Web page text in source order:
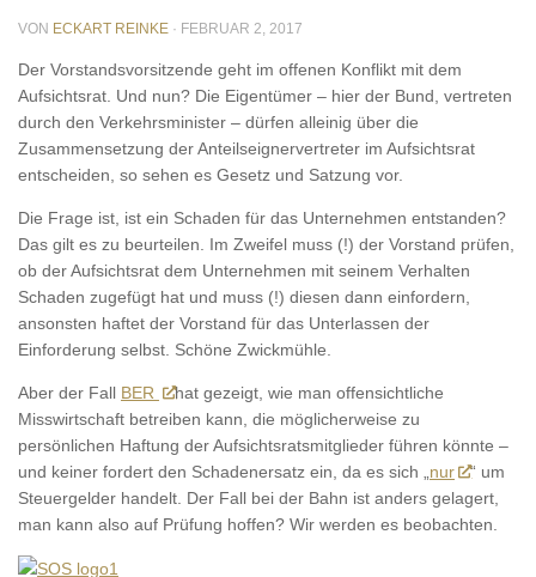
VON ECKART REINKE · FEBRUAR 2, 2017
Der Vorstandsvorsitzende geht im offenen Konflikt mit dem
Aufsichtsrat. Und nun? Die Eigentümer – hier der Bund, vertreten
durch den Verkehrsminister – dürfen alleinig über die
Zusammensetzung der Anteilseignervertreter im Aufsichtsrat
entscheiden, so sehen es Gesetz und Satzung vor.
Die Frage ist, ist ein Schaden für das Unternehmen entstanden?
Das gilt es zu beurteilen. Im Zweifel muss (!) der Vorstand prüfen,
ob der Aufsichtsrat dem Unternehmen mit seinem Verhalten
Schaden zugefügt hat und muss (!) diesen dann einfordern,
ansonsten haftet der Vorstand für das Unterlassen der
Einforderung selbst. Schöne Zwickmühle.
Aber der Fall BER
hat gezeigt, wie man offensichtliche
Misswirtschaft betreiben kann, die möglicherweise zu
persönlichen Haftung der Aufsichtsratsmitglieder führen könnte –
und keiner fordert den Schadenersatz ein, da es sich „nur
“ um
Steuergelder handelt. Der Fall bei der Bahn ist anders gelagert,
man kann also auf Prüfung hoffen? Wir werden es beobachten.